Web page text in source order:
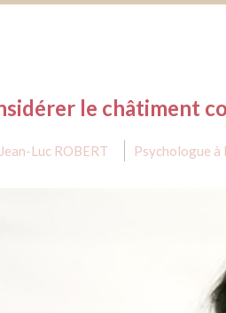
le châtiment
Jean-Luc ROBERT Psychologue à